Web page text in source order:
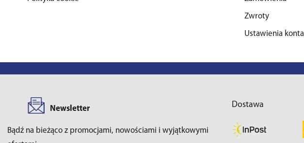
Zwroty
Ustawienia konta
Newsletter
Bądź na bieżąco z promocjami, nowościami i wyjątkowymi
Dostawa